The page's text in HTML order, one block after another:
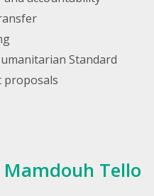
Standard
proposals
Tello